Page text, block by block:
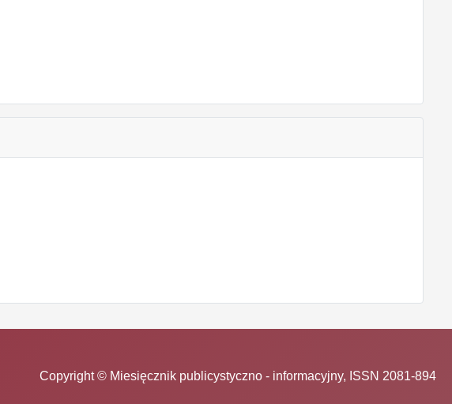
Copyright © Miesięcznik publicystyczno - informacyjny, ISSN 2081-894